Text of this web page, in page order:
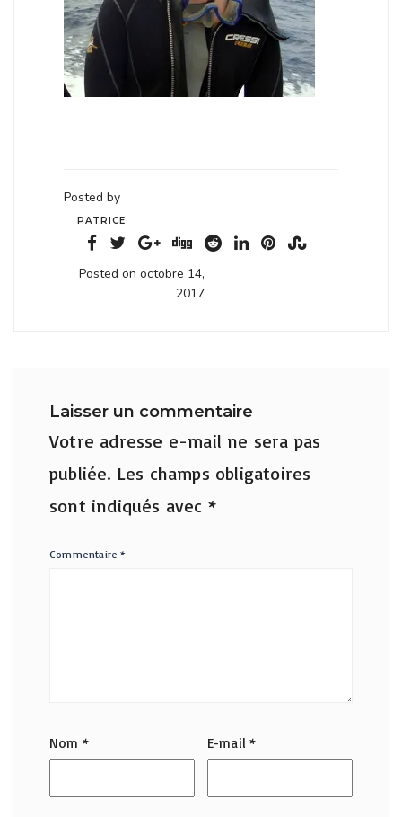
Posted by
PATRICE
Posted on octobre 14,
2017
Laisser un commentaire
Votre adresse e-mail ne sera pas
publiée. Les champs obligatoires
sont indiqués avec *
Commentaire*
Nom * E-mail*